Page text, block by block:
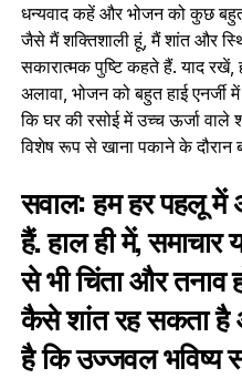
धन्यवाद कहें और भोजन को कुछ
जैसे मैं शक्तिशाली हूं, मैं शांत और
सकारात्मक पुष्टि कहते हैं. याद
अलावा, भोजन को बहुत हाई एनर्जी
कि घर की रसोई में उच्च ऊर्जा वाले
विशेष रूप से खाना पकाने के दौरान
सवाल: हम हर पहलू में
हैं. हाल ही में, समाचार
से भी चिंता और तनाव
कैसे शांत रह सकता है
है कि उज्जवल भविष्य